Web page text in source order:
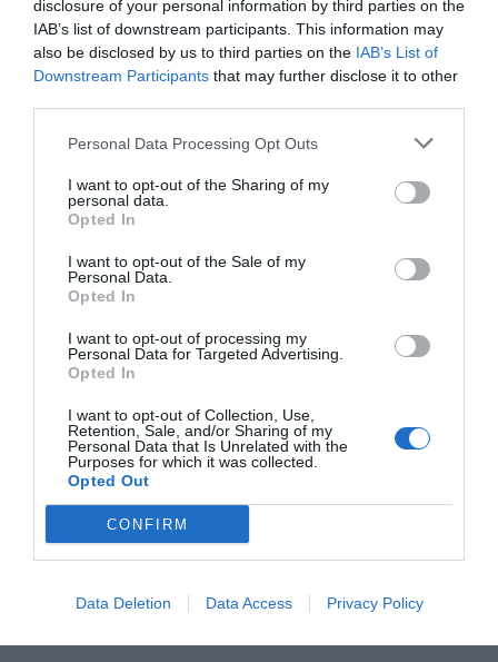
disclosure of your personal information by third parties on the
IAB’s list of downstream participants. This information may
also be disclosed by us to third parties on the IAB’s List of
Downstream Participants that may further disclose it to other
Personal Data Processing Opt Outs
I want to opt-out of the Sharing of my
personal data.
Opted In
I want to opt-out of the Sale of my
Personal Data.
Opted In
I want to opt-out of processing my
Personal Data for Targeted Advertising.
Opted In
I want to opt-out of Collection, Use,
Retention, Sale, and/or Sharing of my
Personal Data that Is Unrelated with the
Purposes for which it was collected.
Opted Out
CONFIRM
Data Deletion Data Access Privacy Policy